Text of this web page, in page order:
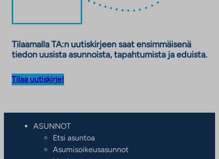
Tilaamalla TA:n uutiskirjeen saat ensimmäisenä
tiedon uusista asunnoista, tapahtumista ja eduista.
Tilaa uutiskirje!
ASUNNOT
Etsi asuntoa
Asumisoikeusasunnot